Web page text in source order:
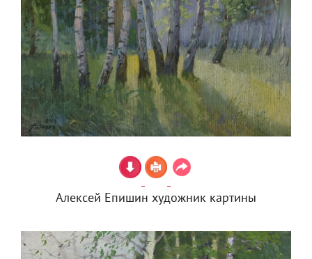
Алексей Епишин художник картины